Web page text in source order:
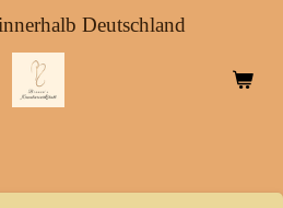
Deutschland